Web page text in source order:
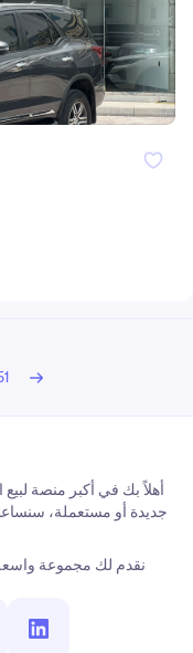
أهلاً بك في أكبر منصة
جديدة أو مستعملة،
نقدم لك مجموعة واسعة